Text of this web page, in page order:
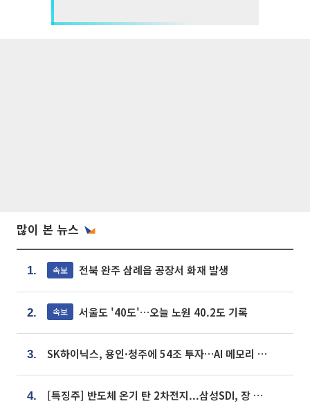
많이 본 뉴스
1. 속보 전북 완주 삼례읍 공장서 화재 발생
2. 속보 서울도 '40도'…오늘 노원 40.2도 기록
3. SK하이닉스, 용인·청주에 54조 투자…AI 메모리 생산기지 키운다
4. [특징주] 반도체 온기 탄 2차전지...삼성SDI, 장 초반 7% 넘게 껑충